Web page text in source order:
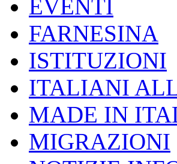
EVENTI
FARNESINA
ISTITUZIONI
ITALIANI
MADE IN
MIGRAZIONI